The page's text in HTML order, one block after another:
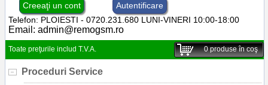
Creeaţi un cont
Autentificare
Telefon: PLOIESTI - 0720.231.680 LUNI-VINERI 10:00-18:00
Email: admin@remogsm.ro
Toate preţurile includ T.V.A. 0produse în coş
Proceduri Service